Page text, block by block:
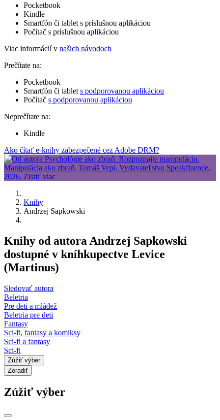
Pocketbook
Kindle
Smartfón či tablet s príslušnou aplikáciou
Počítač s príslušnou aplikáciou
Viac informácií v našich návodoch
Prečítate na:
Pocketbook
Smartfón či tablet s podporovanou aplikáciou
Počítač s podporovanou aplikáciou
Neprečítate na:
Kindle
Ako čítať e-knihy zabezpečené cez Adobe DRM?
Knihy
Andrzej Sapkowski
Knihy od autora Andrzej Sapkowski
dostupné v kníhkupectve Levice
(Martinus)
Sledovať autora
Beletria
Pre deti a mládež
Beletria pre deti
Fantasy
Sci-fi, fantasy a komiksy
Sci-fi a fantasy
Sci-fi
Zúžiť výber
Zoradiť
Zúžiť výber